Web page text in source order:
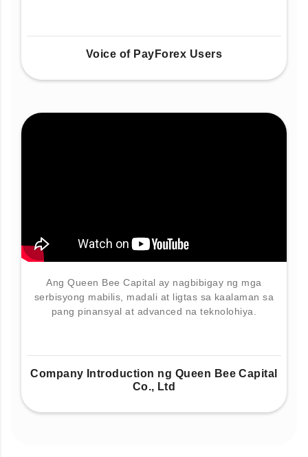
Voice of PayForex Users
Ang Queen Bee Capital ay nagbibigay ng mga
serbisyong mabilis, madali at ligtas sa kaalaman sa
pang pinansyal at advanced na teknolohiya.
Company Introduction ng Queen Bee Capital
Co., Ltd